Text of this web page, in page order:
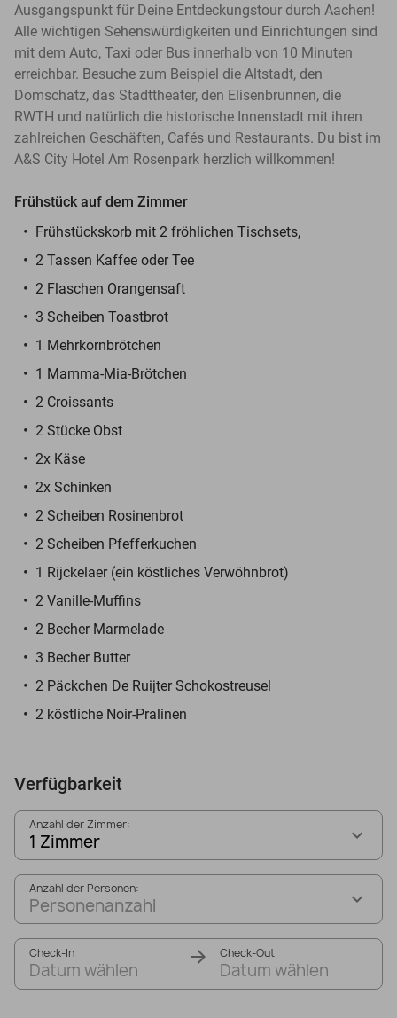
Ausgangspunkt für Deine Entdeckungstour durch Aachen!
Alle wichtigen Sehenswürdigkeiten und Einrichtungen sind
mit dem Auto, Taxi oder Bus innerhalb von 10 Minuten
erreichbar. Besuche zum Beispiel die Altstadt, den
Domschatz, das Stadttheater, den Elisenbrunnen, die
RWTH und natürlich die historische Innenstadt mit ihren
zahlreichen Geschäften, Cafés und Restaurants. Du bist im
A&S City Hotel Am Rosenpark herzlich willkommen!
Frühstück auf dem Zimmer
Frühstückskorb mit 2 fröhlichen Tischsets,
2 Tassen Kaffee oder Tee
2 Flaschen Orangensaft
3 Scheiben Toastbrot
1 Mehrkornbrötchen
1 Mamma-Mia-Brötchen
2 Croissants
2 Stücke Obst
2x Käse
2x Schinken
2 Scheiben Rosinenbrot
2 Scheiben Pfefferkuchen
1 Rijckelaer (ein köstliches Verwöhnbrot)
2 Vanille-Muffins
2 Becher Marmelade
3 Becher Butter
2 Päckchen De Ruijter Schokostreusel
2 köstliche Noir-Pralinen
Verfügbarkeit
Anzahl der Zimmer:
1 Zimmer
Anzahl der Personen:
Personenanzahl
Check-In
Datum wählen
Check-Out
Datum wählen